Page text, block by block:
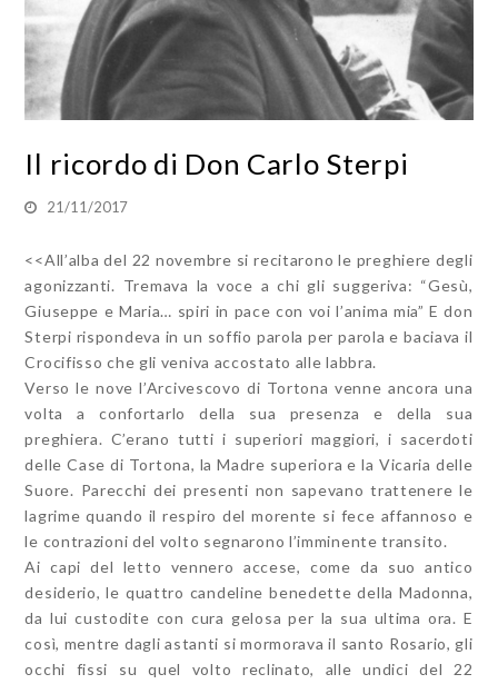
Il ricordo di Don Carlo Sterpi
21/11/2017
<<All’alba del 22 novembre si recitarono le preghiere degli
agonizzanti. Tremava la voce a chi gli suggeriva: “Gesù,
Giuseppe e Maria… spiri in pace con voi l’anima mia” E don
Sterpi rispondeva in un soffio parola per parola e baciava il
Crocifisso che gli veniva accostato alle labbra.
Verso le nove l’Arcivescovo di Tortona venne ancora una
volta a confortarlo della sua presenza e della sua
preghiera. C’erano tutti i superiori maggiori, i sacerdoti
delle Case di Tortona, la Madre superiora e la Vicaria delle
Suore. Parecchi dei presenti non sapevano trattenere le
lagrime quando il respiro del morente si fece affannoso e
le contrazioni del volto segnarono l’imminente transito.
Ai capi del letto vennero accese, come da suo antico
desiderio, le quattro candeline benedette della Madonna,
da lui custodite con cura gelosa per la sua ultima ora. E
così, mentre dagli astanti si mormorava il santo Rosario, gli
occhi fissi su quel volto reclinato, alle undici del 22